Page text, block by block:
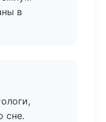
в
сне.